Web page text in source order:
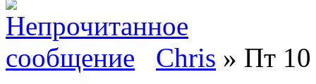
Chris » Пт